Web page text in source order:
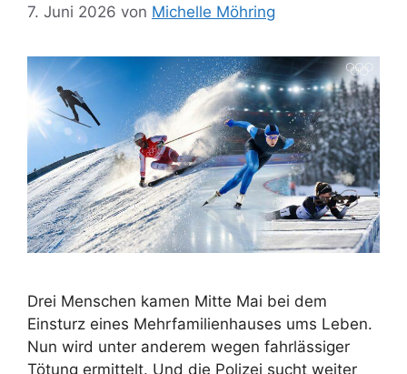
7. Juni 2026 von Michelle Möhring
Drei Menschen kamen Mitte Mai bei dem
Einsturz eines Mehrfamilienhauses ums Leben.
Nun wird unter anderem wegen fahrlässiger
Tötung ermittelt. Und die Polizei sucht weiter